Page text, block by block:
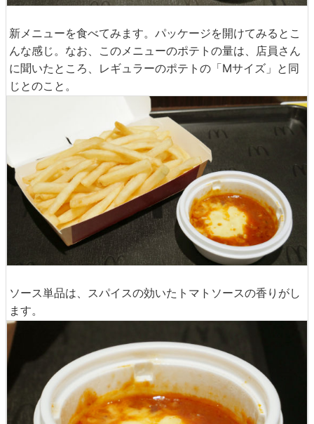
新メニューを食べてみます。パッケージを開けてみるとこ
んな感じ。なお、このメニューのポテトの量は、店員さん
に聞いたところ、レギュラーのポテトの「Mサイズ」と同
じとのこと。
ソース単品は、スパイスの効いたトマトソースの香りがし
ます。